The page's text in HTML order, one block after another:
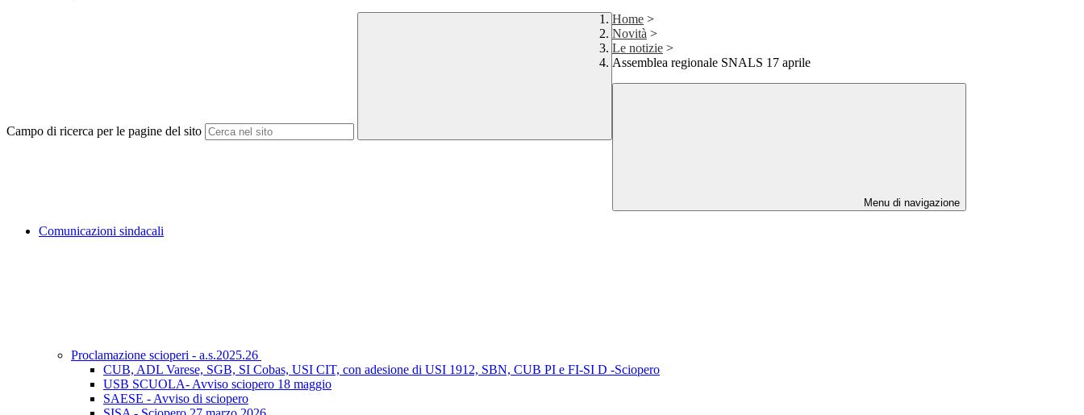
Campo di ricerca per le pagine del sito
Home >
Novità >
Le notizie >
Assemblea regionale SNALS 17 aprile
Menu di navigazione
Comunicazioni sindacali
Proclamazione scioperi - a.s.2025.26
CUB, ADL Varese, SGB, SI Cobas, USI CIT, con adesione di USI 1912, SBN, CUB PI e FI-SI D -Sciopero
USB SCUOLA- Avviso sciopero 18 maggio
SAESE - Avviso di sciopero